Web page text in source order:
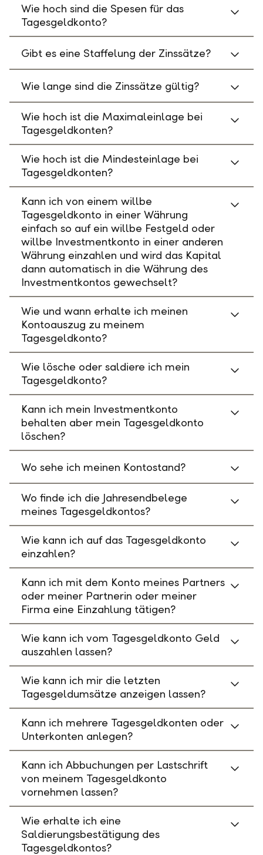
Wie hoch sind die Spesen für das
Tagesgeldkonto?
Gibt es eine Staffelung der Zinssätze?
Wie lange sind die Zinssätze gültig?
Wie hoch ist die Maximaleinlage bei
Tagesgeldkonten?
Wie hoch ist die Mindesteinlage bei
Tagesgeldkonten?
Kann ich von einem willbe
Tagesgeldkonto in einer Währung
einfach so auf ein willbe Festgeld oder
willbe Investmentkonto in einer anderen
Währung einzahlen und wird das Kapital
dann automatisch in die Währung des
Investmentkontos gewechselt?
Wie und wann erhalte ich meinen
Kontoauszug zu meinem
Tagesgeldkonto?
Wie lösche oder saldiere ich mein
Tagesgeldkonto?
Kann ich mein Investmentkonto
behalten aber mein Tagesgeldkonto
löschen?
Wo sehe ich meinen Kontostand?
Wo finde ich die Jahresendbelege
meines Tagesgeldkontos?
Wie kann ich auf das Tagesgeldkonto
einzahlen?
Kann ich mit dem Konto meines Partners
oder meiner Partnerin oder meiner
Firma eine Einzahlung tätigen?
Wie kann ich vom Tagesgeldkonto Geld
auszahlen lassen?
Wie kann ich mir die letzten
Tagesgeldumsätze anzeigen lassen?
Kann ich mehrere Tagesgeldkonten oder
Unterkonten anlegen?
Kann ich Abbuchungen per Lastschrift
von meinem Tagesgeldkonto
vornehmen lassen?
Wie erhalte ich eine
Saldierungsbestätigung des
Tagesgeldkontos?